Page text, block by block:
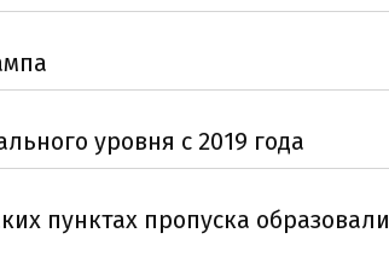
уровня с 2019 года
пунктах пропуска